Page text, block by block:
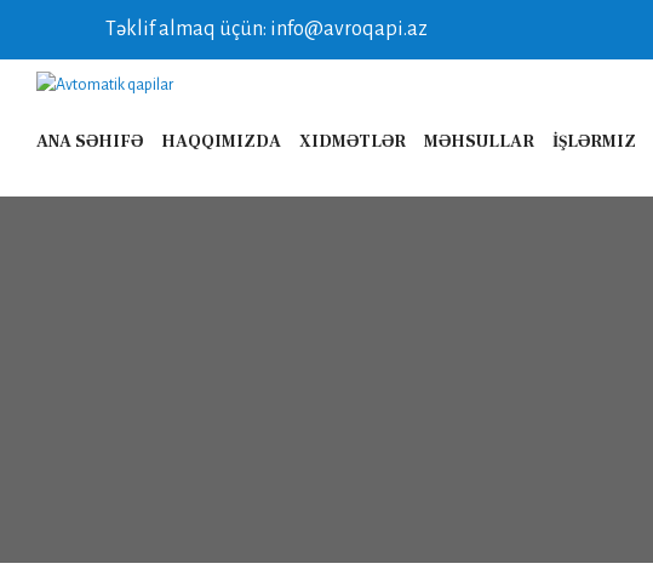
Təklif almaq üçün: info@avroqapi.az
ANA SƏHIFƏ HAQQIMIZDA XIDMƏTLƏR MƏHSULLAR İŞLƏRMIZ